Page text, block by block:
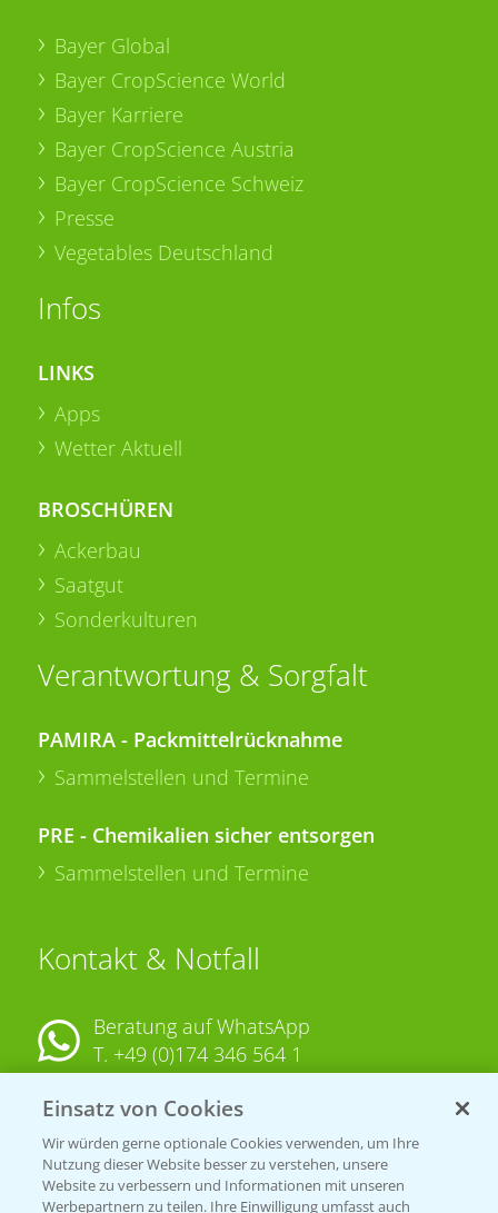
Bayer Global
Bayer CropScience World
Bayer Karriere
Bayer CropScience Austria
Bayer CropScience Schweiz
Presse
Vegetables Deutschland
Infos
LINKS
Apps
Wetter Aktuell
BROSCHÜREN
Ackerbau
Saatgut
Sonderkulturen
Verantwortung & Sorgfalt
PAMIRA - Packmittelrücknahme
Sammelstellen und Termine
PRE - Chemikalien sicher entsorgen
Sammelstellen und Termine
Kontakt & Notfall
Beratung auf WhatsApp
T. +49 (0)174 346 564 1
KONTAKT
Hilfe in Notfällen
Einsatz von Cookies
Wir würden gerne optionale Cookies verwenden, um Ihre
Nutzung dieser Website besser zu verstehen, unsere
Website zu verbessern und Informationen mit unseren
Werbepartnern zu teilen. Ihre Einwilligung umfasst auch